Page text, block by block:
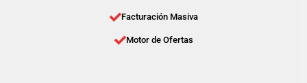
Facturación Masiva
Motor de Ofertas